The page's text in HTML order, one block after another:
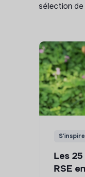
sélection
Les
RSE